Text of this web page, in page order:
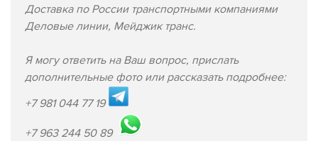
Доставка по России транспортными компаниями
Деловые линии, Мейджик транс.
Я могу ответить на Ваш вопрос, прислать
дополнительные фото или рассказать подробнее:
+7 981 044 77 19
+7 963 244 50 89